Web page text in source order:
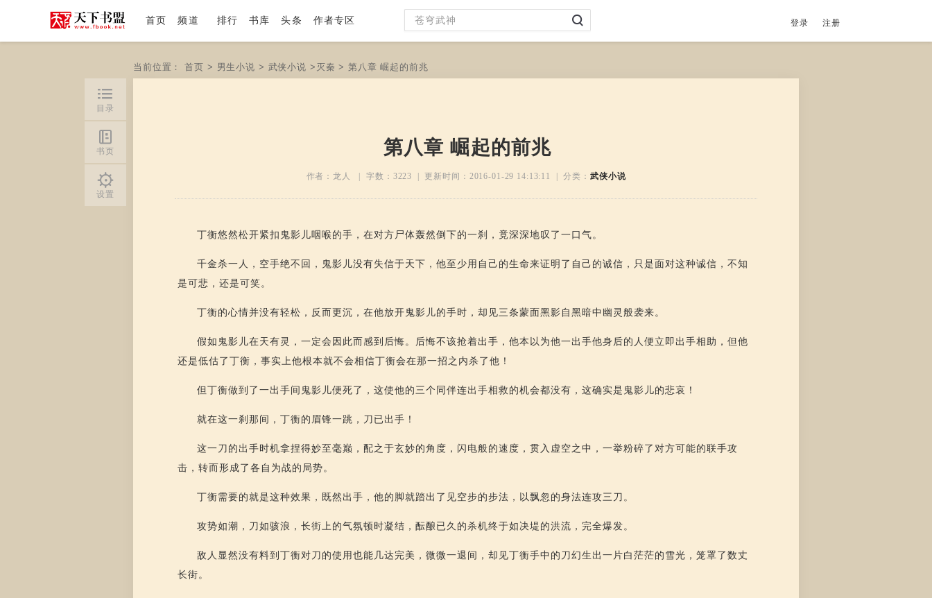
首页 频道 排行 书库 头条 作者专区 登录 注册
当前位置：首页 > 男生小说 > 武侠小说 > 灭秦 > 第八章 崛起的前兆
第八章 崛起的前兆
作者：龙人 | 字数： 3223 | 更新时间： 2016-01-29 14:13:11 | 分类： 武侠小说
丁衡悠然松开紧扣鬼影儿咽喉的手，在对方尸体轰然倒下的一刹，竟深深地叹了一口气。
千金杀一人，空手绝不回，鬼影儿没有失信于天下，他至少用自己的生命来证明了自己的诚信，只是面对这种诚信，不知
是可悲，还是可笑。
丁衡的心情并没有轻松，反而更沉，在他放开鬼影儿的手时，却见三条蒙面黑影自黑暗中幽灵般袭来。
假如鬼影儿在天有灵，一定会因此而感到后悔。后悔不该抢着出手，他本以为他一出手他身后的人便立即出手相助，但他
还是低估了丁衡，事实上他根本就不会相信丁衡会在那一招之内杀了他！
但丁衡做到了一出手间鬼影儿便死了，这使他的三个同伴连出手相救的机会都没有，这确实是鬼影儿的悲哀！
就在这一刹那间，丁衡的眉锋一跳，刀已出手！
这一刀的出手时机拿捏得妙至毫巅，配之于玄妙的角度，闪电般的速度，贯入虚空之中，一举粉碎了对方可能的联手攻
击，转而形成了各自为战的局势。
丁衡需要的就是这种效果，既然出手，他的脚就踏出了见空步的步法，以飘忽的身法连攻三刀。
攻势如潮，刀如骇浪，长街上的气氛顿时凝结，酝酿已久的杀机终于如决堤的洪流，完全爆发。
敌人显然没有料到丁衡对刀的使用也能几达完美，微微一退间，却见丁衡手中的刀幻生出一片白茫茫的雪光，笼罩了数丈
长街。
目录
书页
设置